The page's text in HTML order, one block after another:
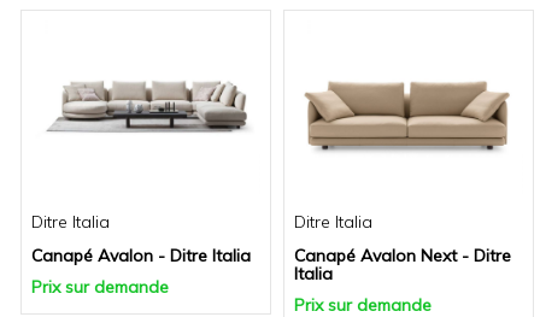
Ditre Italia
Canapé Avalon - Ditre Italia
Prix sur demande
Ditre Italia
Canapé Avalon Next - Ditre
Italia
Prix sur demande